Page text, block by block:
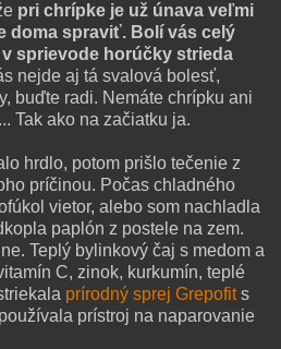
pri chrípke je už únava veľmi
doma spraviť. Bolí vás celý
sprievode horúčky strieda
nejde aj tá svalová bolesť,
buďte radi. Nemáte chrípku ani
Tak ako na začiatku ja.
hrdlo, potom prišlo tečenie z
príčinou. Počas chladného
vietor, alebo som nachladla
paplón z postele na zem.
Teplý bylinkový čaj s medom a
C, zinok, kurkumín, teplé
prírodný sprej Grepofits
prístroj na naparovanie